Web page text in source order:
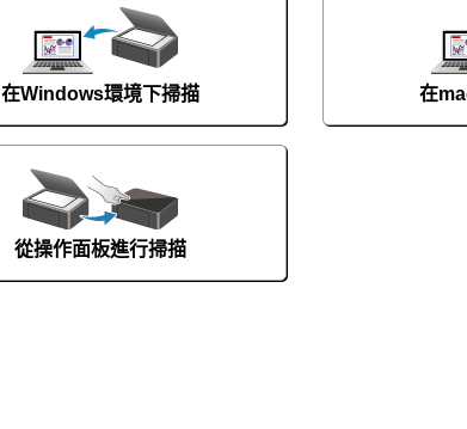
在Windows環境下掃描 在
從操作面板進行掃描